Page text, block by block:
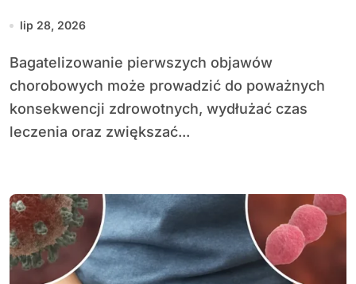
lip 28, 2026
Bagatelizowanie pierwszych objawów
chorobowych może prowadzić do poważnych
konsekwencji zdrowotnych, wydłużać czas
leczenia oraz zwiększać...